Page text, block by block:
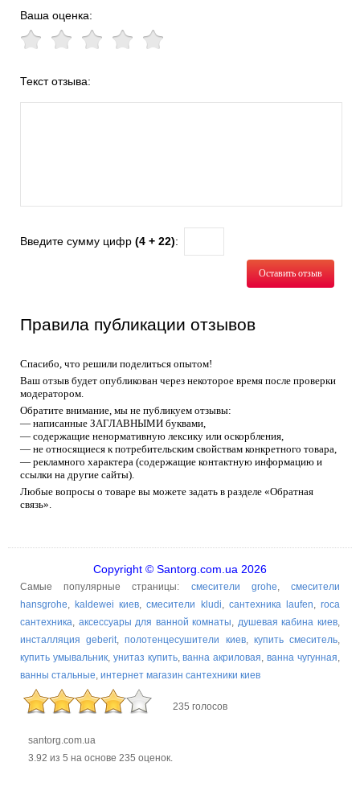
Ваша оценка:
Текст отзыва:
Введите сумму цифр (4 + 22):
Оставить отзыв
Правила публикации отзывов
Спасибо, что решили поделиться опытом!
Ваш отзыв будет опубликован через некоторое время после проверки
модератором.
Обратите внимание, мы не публикуем отзывы:
— написанные ЗАГЛАВНЫМИ буквами,
— содержащие ненормативную лексику или оскорбления,
— не относящиеся к потребительским свойствам конкретного товара,
— рекламного характера (содержащие контактную информацию и
ссылки на другие сайты).
Любые вопросы о товаре вы можете задать в разделе «Обратная
связь».
Copyright © Santorg.com.ua 2026
Самые популярные страницы: смесители grohe,смесители
hansgrohe, kaldewei киев,смесители kludi, сантехника laufen,roca
сантехника, аксессуары для ванной комнаты, душевая кабина киев,
инсталляция geberit,полотенцесушители киев, купить смеситель,
купить умывальник, унитаз купить,ванна акриловая,ванна чугунная,
ванны стальные, интернет магазин сантехники киев
235 голосов
santorg.com.ua
3.92 из 5 на основе 235 оценок.